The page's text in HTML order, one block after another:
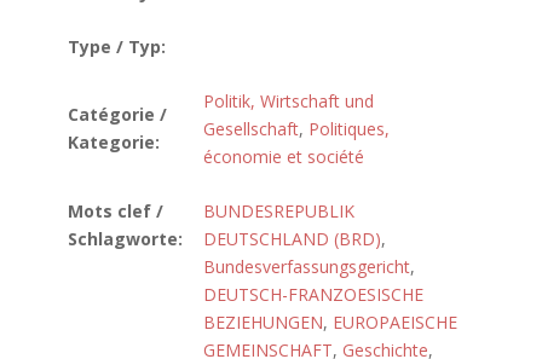
Type / Typ:
Catégorie /
Kategorie:
Politik, Wirtschaft und
Gesellschaft, Politiques,
économie et société
Mots clef /
Schlagworte:
BUNDESREPUBLIK
DEUTSCHLAND (BRD),
Bundesverfassungsgericht,
DEUTSCH-FRANZOESISCHE
BEZIEHUNGEN, EUROPAEISCHE
GEMEINSCHAFT, Geschichte,